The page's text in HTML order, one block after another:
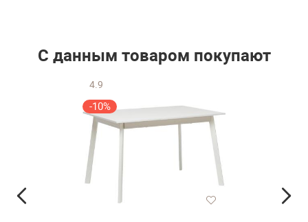
С данным товаром покупают
4.9
-10%